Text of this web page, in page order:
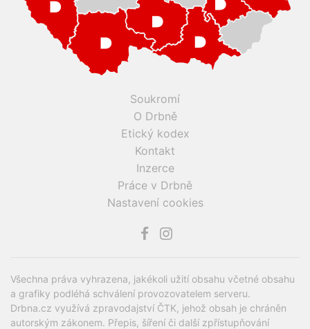
Soukromí
O Drbně
Etický kodex
Kontakt
Inzerce
Práce v Drbně
Nastavení cookies
Všechna práva vyhrazena, jakékoli užití obsahu včetné obsahu
a grafiky podléhá schválení provozovatelem serveru.
Drbna.cz využívá zpravodajství ČTK, jehož obsah je chráněn
autorským zákonem. Přepis, šíření či další zpřístupňování